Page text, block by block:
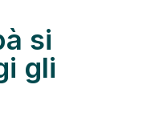
si
gli